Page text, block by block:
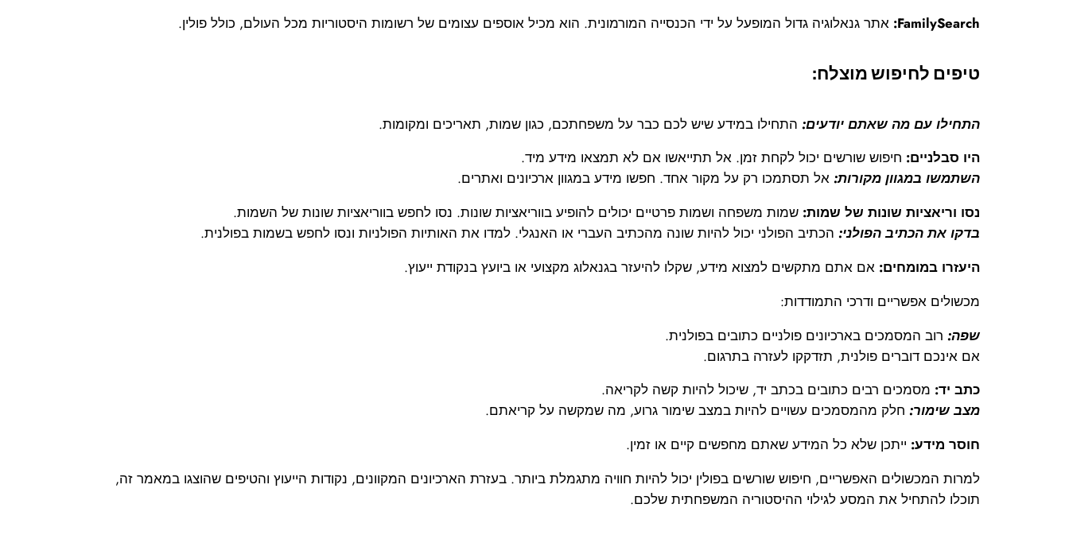
FamilySearch: אתר גנאלוגיה גדול המופעל על ידי הכנסייה המורמונית. הוא מכיל אוספים עצומים של רשומות היסטוריות מכל העולם, כולל פולין.
טיפים לחיפוש מוצלח:
התחילו עם מה שאתם יודעים: התחילו במידע שיש לכם כבר על משפחתכם, כגון שמות, תאריכים ומקומות.
היו סבלניים: חיפוש שורשים יכול לקחת זמן. אל תתייאשו אם לא תמצאו מידע מיד.
השתמשו במגוון מקורות: אל תסתמכו רק על מקור אחד. חפשו מידע במגוון ארכיונים ואתרים.
נסו וריאציות שונות של שמות: שמות משפחה ושמות פרטיים יכולים להופיע בווריאציות שונות. נסו לחפש בווריאציות שונות של השמות.
בדקו את הכתיב הפולני: הכתיב הפולני יכול להיות שונה מהכתיב העברי או האנגלי. למדו את האותיות הפולניות ונסו לחפש בשמות בפולנית.
היעזרו במומחים: אם אתם מתקשים למצוא מידע, שקלו להיעזר בגנאלוג מקצועי או ביועץ בנקודת ייעוץ.
מכשולים אפשריים ודרכי התמודדות:
שפה: רוב המסמכים בארכיונים פולניים כתובים בפולנית.
אם אינכם דוברים פולנית, תזדקקו לעזרה בתרגום.
כתב יד: מסמכים רבים כתובים בכתב יד, שיכול להיות קשה לקריאה.
מצב שימור: חלק מהמסמכים עשויים להיות במצב שימור גרוע, מה שמקשה על קריאתם.
חוסר מידע: ייתכן שלא כל המידע שאתם מחפשים קיים או זמין.
למרות המכשולים האפשריים, חיפוש שורשים בפולין יכול להיות חוויה מתגמלת ביותר. בעזרת הארכיונים המקוונים, נקודות הייעוץ והטיפים שהוצגו במאמר זה,
תוכלו להתחיל את המסע לגילוי ההיסטוריה המשפחתית שלכם.